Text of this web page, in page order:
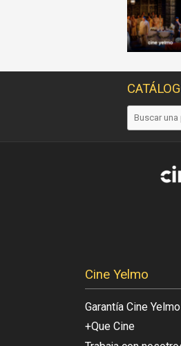
Cine Yelmo
Garantía Cine Yelmo
+Que Cine